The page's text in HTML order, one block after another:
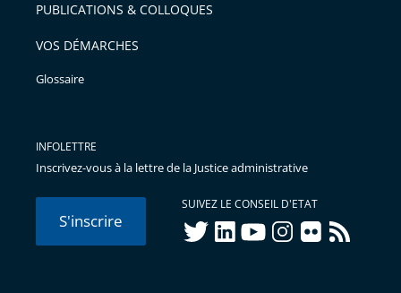
PUBLICATIONS & COLLOQUES
VOS DÉMARCHES
Glossaire
INFOLETTRE
Inscrivez-vous à la lettre de la Justice administrative
S'inscrire
SUIVEZ LE CONSEIL D'ETAT
twitterlinkedInyoutubeinstagram
flickr rss